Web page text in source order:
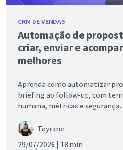
CRM DE VENDAS
Automação de
criar, enviar e
melhores
Aprenda como automatizar
briefing ao follow-up, com
humana, métricas e segurança.
Tayrane
29/07/2026 | 18 min